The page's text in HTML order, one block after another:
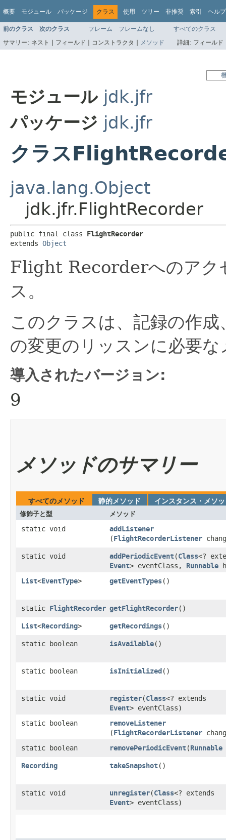
概要 モジュール パッケージ クラス 使用 ツリー 非推奨 索引 ヘルプ
前のクラス 次のクラス フレーム フレームなし
すべてのクラス
サマリー: ネスト | フィールド | コンストラクタ | メソッド 詳細: フィール
モジュール jdk.jfr
パッケージ jdk.jfr
クラス
java.lang.Object
jdk.jfr.FlightRecorder
public final class FlightRecorder
extends Object
Flight Recorderへのアク
ス。
このクラスは、記録の作
の変更のリッスンに必要
導入されたバージョン:
9
メソッドのサマリー
すべてのメソッド 静的メソッド インスタンス・メソ
修飾子と型 メソッド
static void addListener
(FlightRecorderListener
static void addPeriodicEvent​(Class<?
Event> eventClass, Runnable
List<EventType> getEventTypes()
static FlightRecorder getFlightRecorder()
List<Recording> getRecordings()
static boolean isAvailable()
static boolean isInitialized ()
static void register​(Class<? extends
Event> eventClass)
static boolean
removeListener
(FlightRecorderListener
static boolean
removePeriodicEvent​(Runnable
Recording takeSnapshot()
static void unregister​(Class<? extends
Event> eventClass)